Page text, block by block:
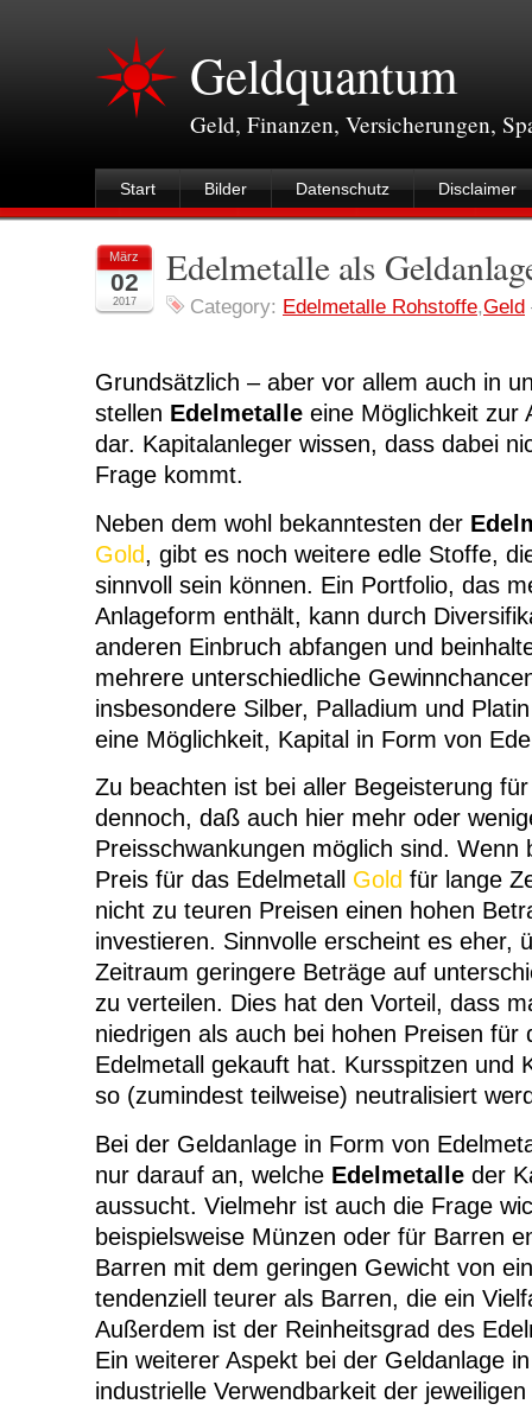
Geldquantum
Geld, Finanzen, Versicherungen,
Start Bilder Datenschutz Disclaimer
März
02
2017
Edelmetalle als
Category: Edelmetalle Rohstoffe,Geld
Grundsätzlich – aber vor allem auch in
stellen Edelmetalle eine Möglichkeit zur
dar. Kapitalanleger wissen, dass dabei
Frage kommt.
Neben dem wohl bekanntesten der
Gold, gibt es noch weitere edle Stoffe,
sinnvoll sein können. Ein Portfolio, das
Anlageform enthält, kann durch
anderen Einbruch abfangen und
mehrere unterschiedliche
insbesondere Silber, Palladium und
eine Möglichkeit, Kapital in Form von
Zu beachten ist bei aller Begeisterung
dennoch, daß auch hier mehr oder
Preisschwankungen möglich sind. Wenn
Preis für das Edelmetall Gold für lange
nicht zu teuren Preisen einen hohen
investieren. Sinnvolle erscheint es eher,
Zeitraum geringere Beträge auf
zu verteilen. Dies hat den Vorteil, dass
niedrigen als auch bei hohen Preisen für
Edelmetall gekauft hat. Kursspitzen und
so (zumindest teilweise) neutralisiert
Bei der Geldanlage in Form von
nur darauf an, welche Edelmetalle der
aussucht. Vielmehr ist auch die Frage
beispielsweise Münzen oder für Barren
Barren mit dem geringen Gewicht von
tendenziell teurer als Barren, die ein
Außerdem ist der Reinheitsgrad des
Ein weiterer Aspekt bei der Geldanlage
industrielle Verwendbarkeit der jeweiligen